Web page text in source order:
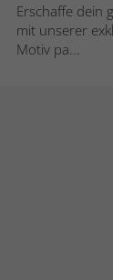
Erschaffe dein
mit unserer
Motiv pa...